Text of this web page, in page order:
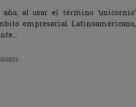
al usar el término ‘unicornio’
empresarial Latinoamericano,